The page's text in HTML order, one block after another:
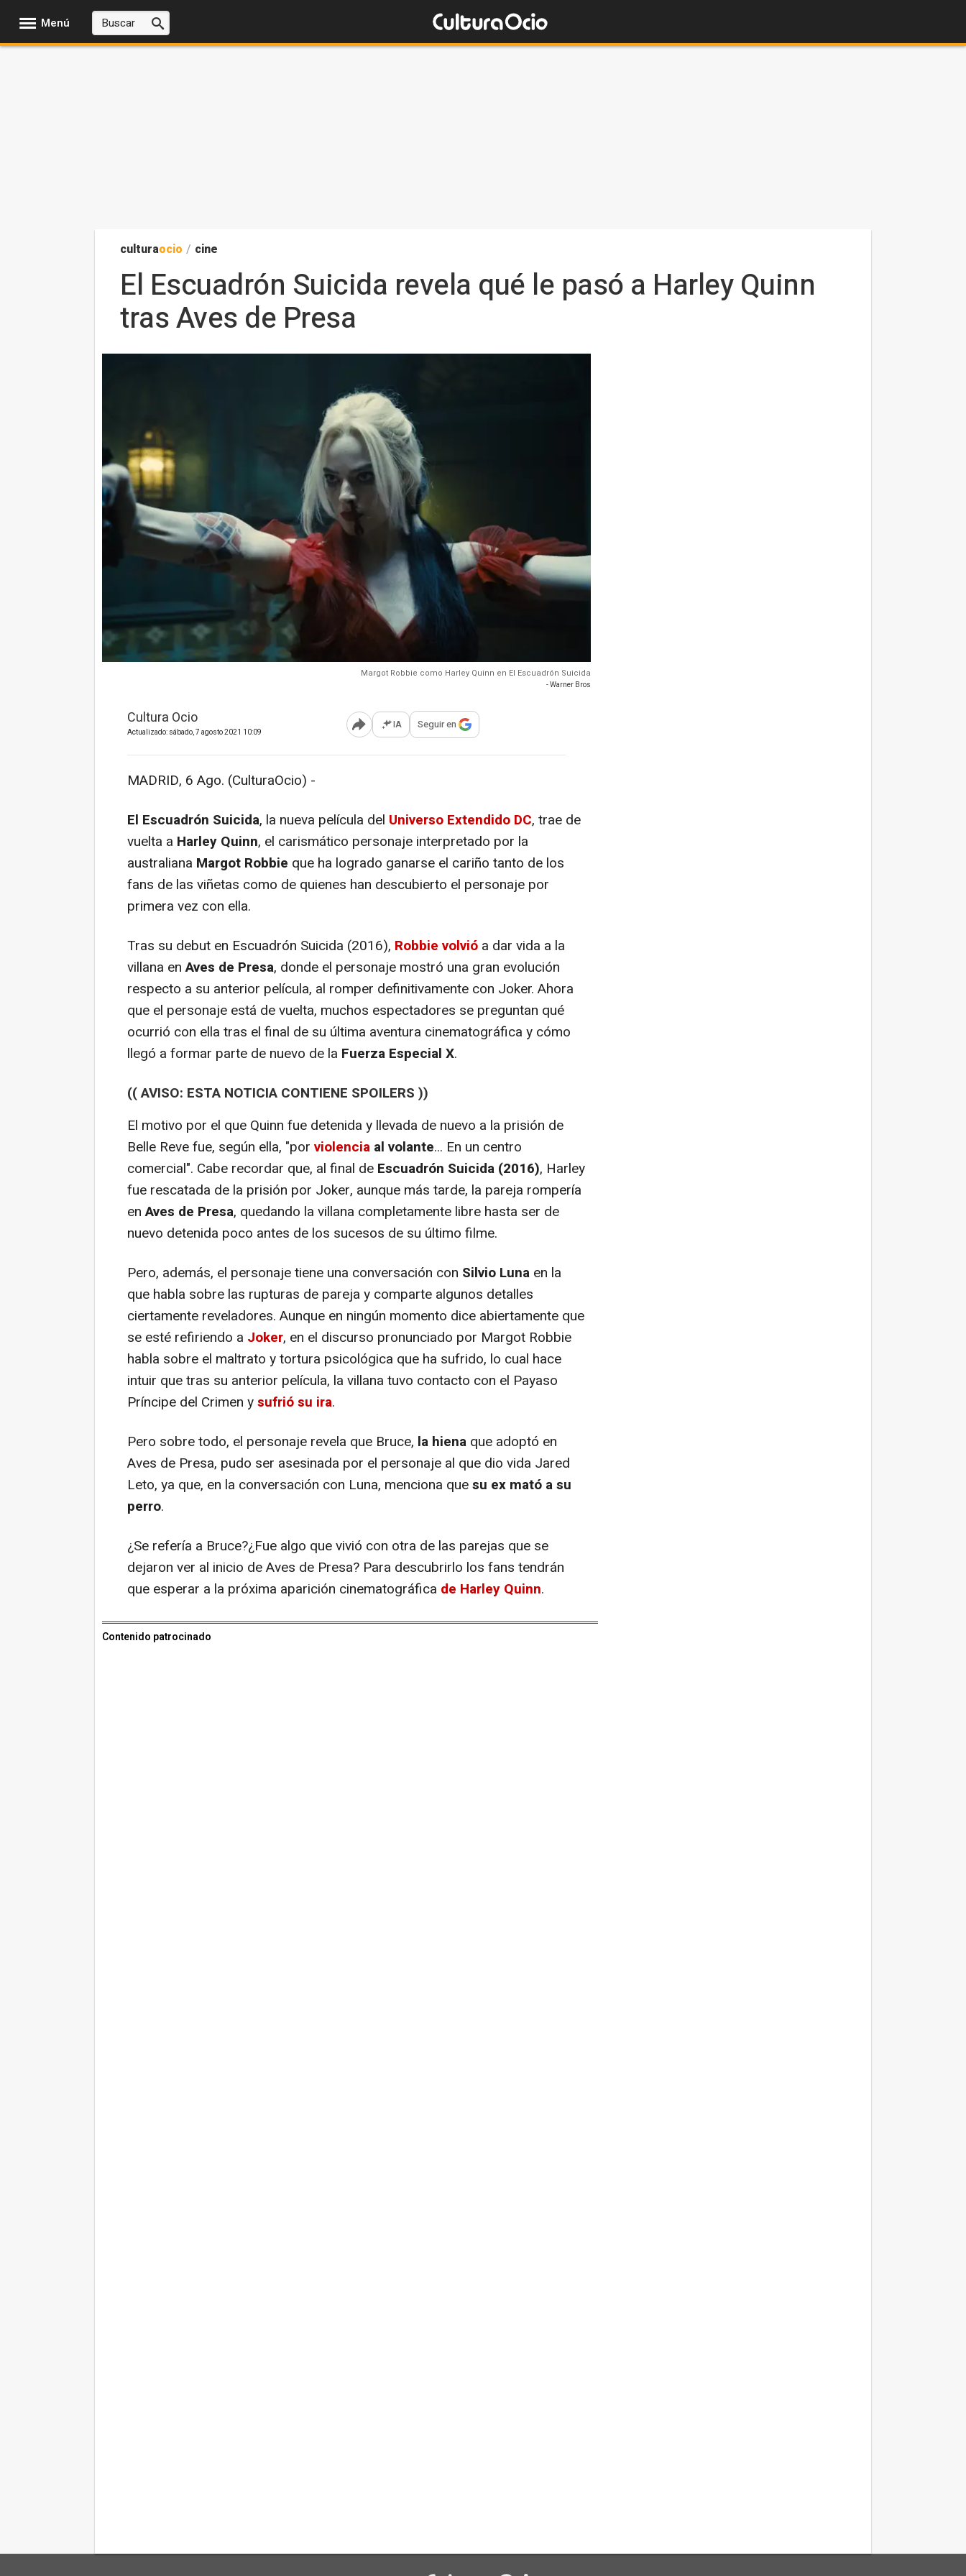
Menú
culturaocio / cine
El Escuadrón Suicida revela qué le pasó a Harley Quinn
tras Aves de Presa
Margot Robbie como Harley Quinn en El Escuadrón Suicida
- Warner Bros
Cultura Ocio
Actualizado: sábado, 7 agosto 2021 10:09 Abrir opciones para compartir
IA Seguir en
MADRID, 6 Ago. (CulturaOcio) -
El Escuadrón Suicida, la nueva película del Universo Extendido DC, trae de
vuelta a Harley Quinn, el carismático personaje interpretado por la
australiana Margot Robbie que ha logrado ganarse el cariño tanto de los
fans de las viñetas como de quienes han descubierto el personaje por
primera vez con ella.
Tras su debut en Escuadrón Suicida (2016), Robbie volvió a dar vida a la
villana enAves de Presa, donde el personaje mostró una gran evolución
respecto a su anterior película, al romper definitivamente con Joker. Ahora
que el personaje está de vuelta, muchos espectadores se preguntan qué
ocurrió con ella tras el final de su última aventura cinematográfica y cómo
llegó a formar parte de nuevo de la Fuerza Especial X.
(( AVISO: ESTA NOTICIA CONTIENE SPOILERS ))
El motivo por el que Quinn fue detenida y llevada de nuevo a la prisión de
Belle Reve fue, según ella, "por violencia al volante... En un centro
comercial". Cabe recordar que, al final de Escuadrón Suicida (2016), Harley
fue rescatada de la prisión por Joker, aunque más tarde, la pareja rompería
enAves de Presa, quedando la villana completamente libre hasta ser de
nuevo detenida poco antes de los sucesos de su último filme.
Pero, además, el personaje tiene una conversación con Silvio Luna en la
que habla sobre las rupturas de pareja y comparte algunos detalles
ciertamente reveladores. Aunque en ningún momento dice abiertamente que
se esté refiriendo a Joker, en el discurso pronunciado por Margot Robbie
habla sobre el maltrato y tortura psicológica que ha sufrido, lo cual hace
intuir que tras su anterior película, la villana tuvo contacto con el Payaso
Príncipe del Crimen ysufrió su ira.
Pero sobre todo, el personaje revela que Bruce, la hiena que adoptó en
Aves de Presa, pudo ser asesinada por el personaje al que dio vida Jared
Leto, ya que, en la conversación con Luna, menciona quesu ex mató a su
perro.
¿Se refería a Bruce?¿Fue algo que vivió con otra de las parejas que se
dejaron ver al inicio de Aves de Presa? Para descubrirlo los fans tendrán
que esperar a la próxima aparición cinematográfica de Harley Quinn.
Contenido patrocinado